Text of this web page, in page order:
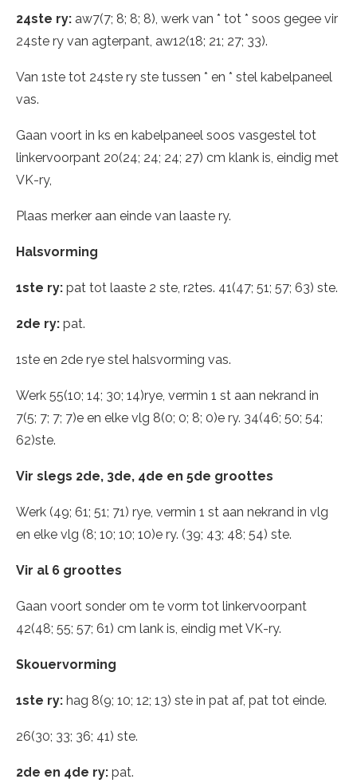
24ste ry: aw7(7; 8; 8; 8), werk van * tot * soos gegee vir
24ste ry van agterpant, aw12(18; 21; 27; 33).
Van 1ste tot 24ste ry ste tussen * en * stel kabelpaneel
vas.
Gaan voort in ks en kabelpaneel soos vasgestel tot
linkervoorpant 20(24; 24; 24; 27) cm klank is, eindig met
VK-ry,
Plaas merker aan einde van laaste ry.
Halsvorming
1ste ry: pat tot laaste 2 ste, r2tes. 41(47; 51; 57; 63) ste.
2de ry: pat.
1ste en 2de rye stel halsvorming vas.
Werk 55(10; 14; 30; 14)rye, vermin 1 st aan nekrand in
7(5; 7; 7; 7)e en elke vlg 8(0; 0; 8; 0)e ry. 34(46; 50; 54;
62)ste.
Vir slegs 2de, 3de, 4de en 5de groottes
Werk (49; 61; 51; 71) rye, vermin 1 st aan nekrand in vlg
en elke vlg (8; 10; 10; 10)e ry. (39; 43; 48; 54) ste.
Vir al 6 groottes
Gaan voort sonder om te vorm tot linkervoorpant
42(48; 55; 57; 61) cm lank is, eindig met VK-ry.
Skouervorming
1ste ry: hag 8(9; 10; 12; 13) ste in pat af, pat tot einde.
26(30; 33; 36; 41) ste.
2de en 4de ry: pat.